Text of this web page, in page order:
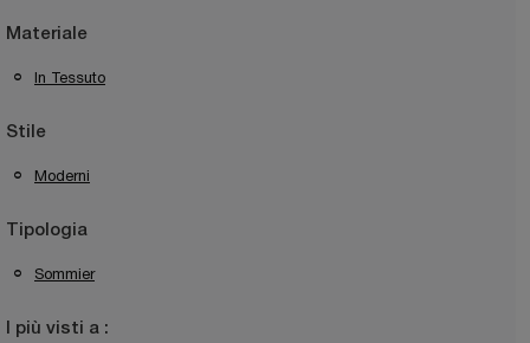
Materiale
In Tessuto
Stile
Moderni
Tipologia
Sommier
I più visti a :